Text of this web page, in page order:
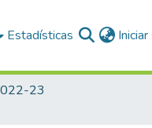
Estadísticas
23